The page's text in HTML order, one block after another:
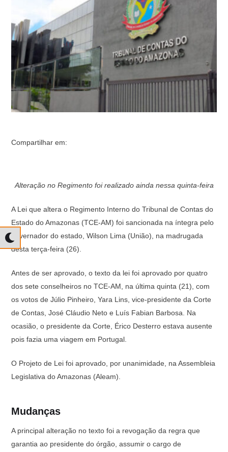
Compartilhar em:
Alteração no Regimento foi realizado ainda nessa quinta-feira
A Lei que altera o Regimento Interno do Tribunal de Contas do
Estado do Amazonas (TCE-AM) foi sancionada na íntegra pelo
governador do estado, Wilson Lima (União), na madrugada
desta terça-feira (26).
Antes de ser aprovado, o texto da lei foi aprovado por quatro
dos sete conselheiros no TCE-AM, na última quinta (21), com
os votos de Júlio Pinheiro, Yara Lins, vice-presidente da Corte
de Contas, José Cláudio Neto e Luís Fabian Barbosa. Na
ocasião, o presidente da Corte, Érico Desterro estava ausente
pois fazia uma viagem em Portugal.
O Projeto de Lei foi aprovado, por unanimidade, na Assembleia
Legislativa do Amazonas (Aleam).
Mudanças
A principal alteração no texto foi a revogação da regra que
garantia ao presidente do órgão, assumir o cargo de